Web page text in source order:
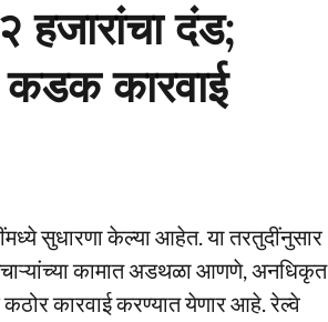
हजारांचा दंड;
कडक कारवाई
सुधारणा केल्या आहेत. या तरतुदींनुसार
कामात अडथळा आणणे, अनधिकृत
कारवाई करण्यात येणार आहे. रेल्वे